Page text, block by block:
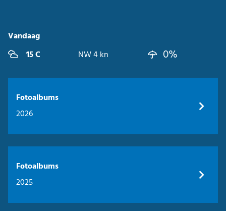
Vandaag
15 C
NW 4 kn 0%
Fotoalbums
2026
Fotoalbums
2025